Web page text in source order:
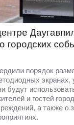
городских
порядок
экранах,
будут
и гостей
а также о